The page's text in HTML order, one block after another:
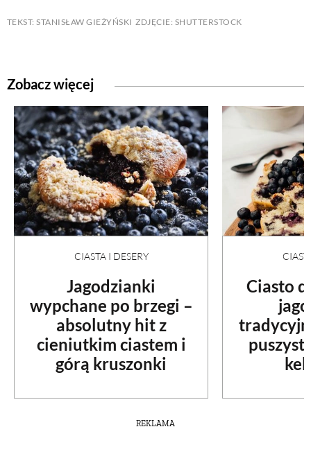
TEKST: STANISŁAW GIEŻYŃSKI ZDJĘCIE: SHUTTERSTOCK
Zobacz więcej
CIASTA I DESERY
Jagodzianki
wypchane po brzegi –
absolutny hit z
cieniutkim ciastem i
górą kruszonki
Ciasto
REKLAMA